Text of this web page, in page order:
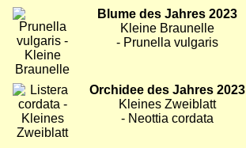
Bild
Blume des Jahres 2023
Kleine Braunelle
- Prunella vulgaris
Bild
Orchidee des Jahres 2023
Kleines Zweiblatt
- Neottia cordata